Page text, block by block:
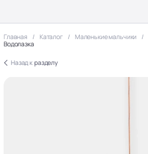
Главная Каталог Маленькие мальчики
Водолазка
Назад к разделу